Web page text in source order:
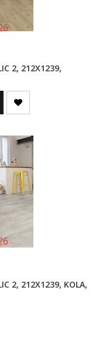
2, 212X1239,
2, 212X1239, KOLA,